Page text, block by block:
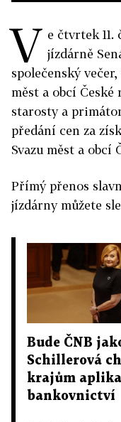
V e čtvrtek 11.
jízdárně
společenský
měst a obcí
starosty a
předání cen za
Svazu měst a obcí
Přímý přenos
jízdárny můžete
Bude ČNB
Schillerová
krajům
bankovnictví